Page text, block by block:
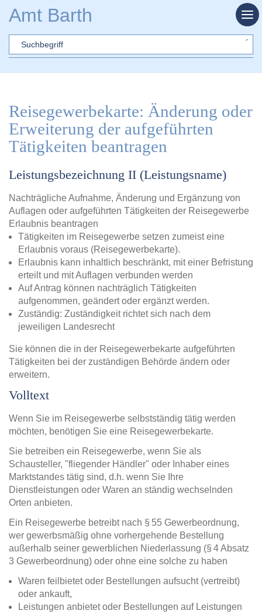
Amt Barth
Sword
Reisegewerbekarte: Änderung oder
Erweiterung der aufgeführten
Tätigkeiten beantragen
Leistungsbezeichnung II (Leistungsname)
Nachträgliche Aufnahme, Änderung und Ergänzung von
Auflagen oder aufgeführten Tätigkeiten der Reisegewerbe
Erlaubnis beantragen
Tätigkeiten im Reisegewerbe setzen zumeist eine
Erlaubnis voraus (Reisegewerbekarte).
Erlaubnis kann inhaltlich beschränkt, mit einer Befristung
erteilt und mit Auflagen verbunden werden
Auf Antrag können nachträglich Tätigkeiten
aufgenommen, geändert oder ergänzt werden.
Zuständig: Zuständigkeit richtet sich nach dem
jeweiligen Landesrecht
Sie können die in der Reisegewerbekarte aufgeführten
Tätigkeiten bei der zuständigen Behörde ändern oder
erweitern.
Volltext
Wenn Sie im Reisegewerbe selbstständig tätig werden
möchten, benötigen Sie eine Reisegewerbekarte.
Sie betreiben ein Reisegewerbe, wenn Sie als
Schausteller, "fliegender Händler" oder Inhaber eines
Marktstandes tätig sind, d.h. wenn Sie Ihre
Dienstleistungen oder Waren an ständig wechselnden
Orten anbieten.
Ein Reisegewerbe betreibt nach § 55 Gewerbeordnung,
wer gewerbsmäßig ohne vorhergehende Bestellung
außerhalb seiner gewerblichen Niederlassung (§ 4 Absatz
3 Gewerbeordnung) oder ohne eine solche zu haben
Waren feilbietet oder Bestellungen aufsucht (vertreibt)
oder ankauft,
Leistungen anbietet oder Bestellungen auf Leistungen